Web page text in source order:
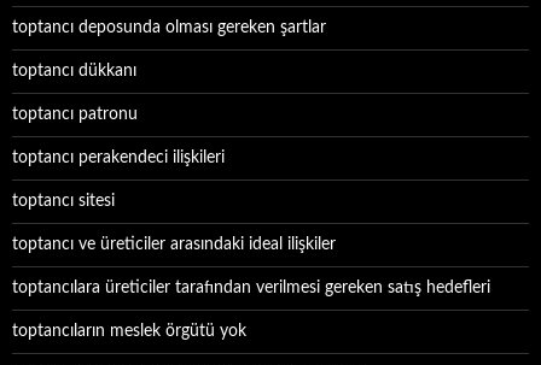
toptancı deposunda olması gereken şartlar
toptancı dükkanı
toptancı patronu
toptancı perakendeci ilişkileri
toptancı sitesi
toptancı ve üreticiler arasındaki ideal ilişkiler
toptancılara üreticiler tarafından verilmesi gereken satış hedefleri
toptancıların meslek örgütü yok